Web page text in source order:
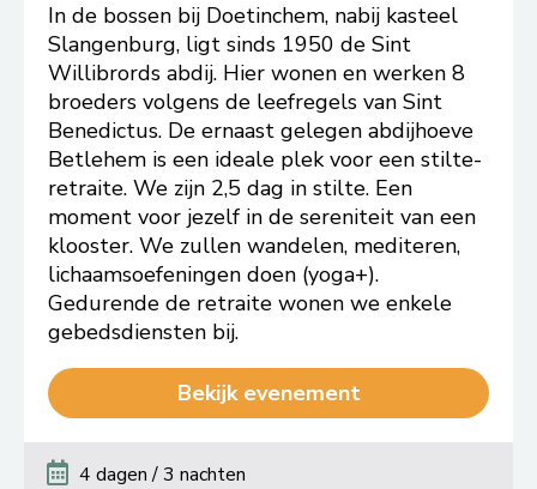
In de bossen bij Doetinchem, nabij kasteel
Slangenburg, ligt sinds 1950 de Sint
Willibrords abdij. Hier wonen en werken 8
broeders volgens de leefregels van Sint
Benedictus. De ernaast gelegen abdijhoeve
Betlehem is een ideale plek voor een stilte-
retraite. We zijn 2,5 dag in stilte. Een
moment voor jezelf in de sereniteit van een
klooster. We zullen wandelen, mediteren,
lichaamsoefeningen doen (yoga+).
Gedurende de retraite wonen we enkele
gebedsdiensten bij.
Bekijk evenement
4 dagen / 3 nachten